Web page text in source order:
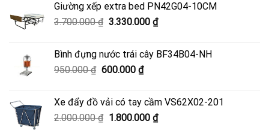
4.500.000 ₫.là:
4.050.000 ₫.
Giường xếp extra bed PN42G04-10CM
3.700.000₫ Giá
3.700.000 ₫.
3.330.000 ₫Giá
là:
Bình đựng nước trái cây BF34B04-NH
950.000₫ Giá
950.000 ₫.
600.000 ₫Giá
là:
600.000 ₫.
Xe đẩy đồ vải có tay cầm VS62X02-201
2.000.000₫ Giá
1.800.000 ₫Giá